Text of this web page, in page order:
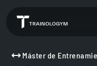
Máster de